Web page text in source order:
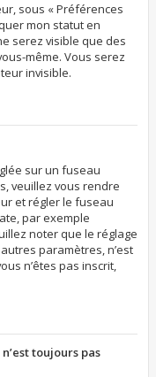
sous « Préférences
mon statut en
serez visible que des
même. Vous serez
invisible.
sur un fuseau
veuillez vous rendre
et régler le fuseau
par exemple
noter que le réglage
paramètres, n’est
n’êtes pas inscrit,
toujours pas